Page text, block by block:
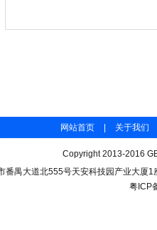
网站首页 关于我们
Copyright 2013-2016
番禺大道北555号天安科技园产业大厦
粤ICP